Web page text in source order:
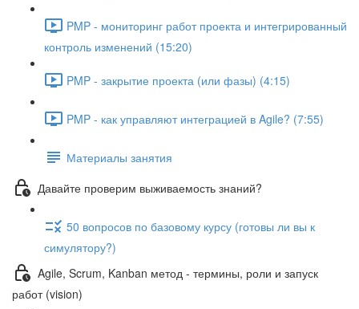
PMP - мониторинг работ проекта и интегрированный
контроль изменений (15:20)
PMP - закрытие проекта (или фазы) (4:15)
PMP - как управляют интеграцией в Agile? (7:55)
Материалы занятия
Давайте проверим выживаемость знаний?
50 вопросов по базовому курсу (готовы ли вы к
симулятору?)
Agile, Scrum, Kanban метод - термины, роли и запуск
работ (vision)